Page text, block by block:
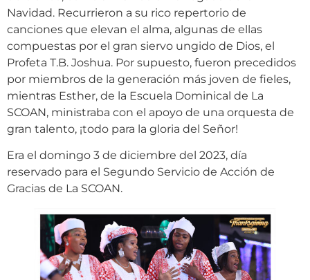
Navidad. Recurrieron a su rico repertorio de
canciones que elevan el alma, algunas de ellas
compuestas por el gran siervo ungido de Dios, el
Profeta T.B. Joshua. Por supuesto, fueron precedidos
por miembros de la generación más joven de fieles,
mientras Esther, de la Escuela Dominical de La
SCOAN, ministraba con el apoyo de una orquesta de
gran talento, ¡todo para la gloria del Señor!
Era el domingo 3 de diciembre del 2023, día
reservado para el Segundo Servicio de Acción de
Gracias de La SCOAN.